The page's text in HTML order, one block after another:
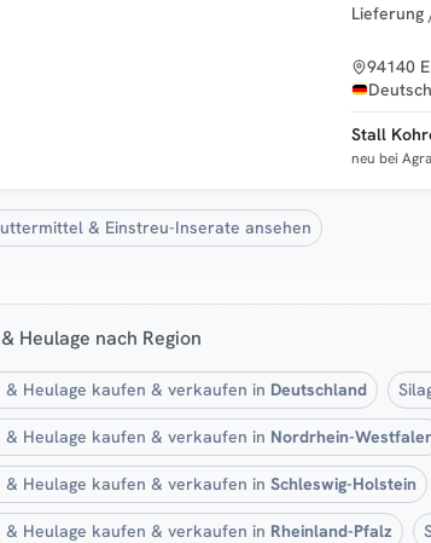
Lieferung
94140
Stall
neu bei
& Einstreu-Inserate ansehen
Heulage nach Region
& Heulage kaufen & verkaufen in Deutschland
& Heulage kaufen & verkaufen in Nordrhein-
& Heulage kaufen & verkaufen in Schleswig-Holstein
& Heulage kaufen & verkaufen in Rheinland-Pfalz